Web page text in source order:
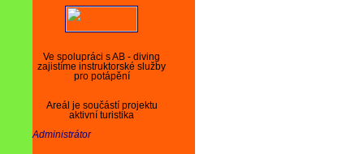
Ve spolupráci s AB - diving
zajistíme instruktorské služby
pro potápění
Areál je součástí projektu
aktivní turistika
Administrátor